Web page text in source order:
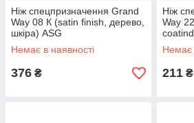
Ніж спецпризначення Grand
Way 08 К (satin finish, дерево,
шкіра) ASG
Немає в наявності
376 ₴
Ніж
Way
Немає
211 ₴